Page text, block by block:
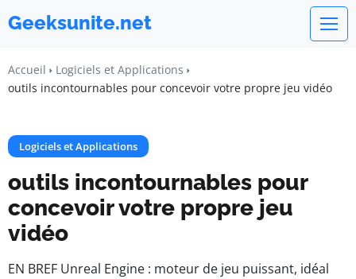
Geeksunite.net
Accueil
Logiciels et Applications
outils incontournables pour concevoir votre propre jeu vidéo
Logiciels et Applications
outils incontournables pour
concevoir votre propre jeu
vidéo
EN BREF Unreal Engine : moteur de jeu puissant, idéal